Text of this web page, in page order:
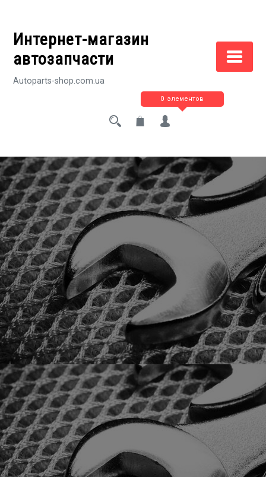
содержимому
Интернет-магазин
автозапчасти
Autoparts-shop.com.ua
0 элементов